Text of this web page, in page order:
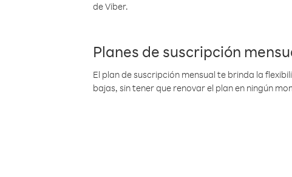
de Viber.
Planes de suscripción
El plan de suscripción mensual te brinda la
bajas, sin tener que renovar el plan en ningún